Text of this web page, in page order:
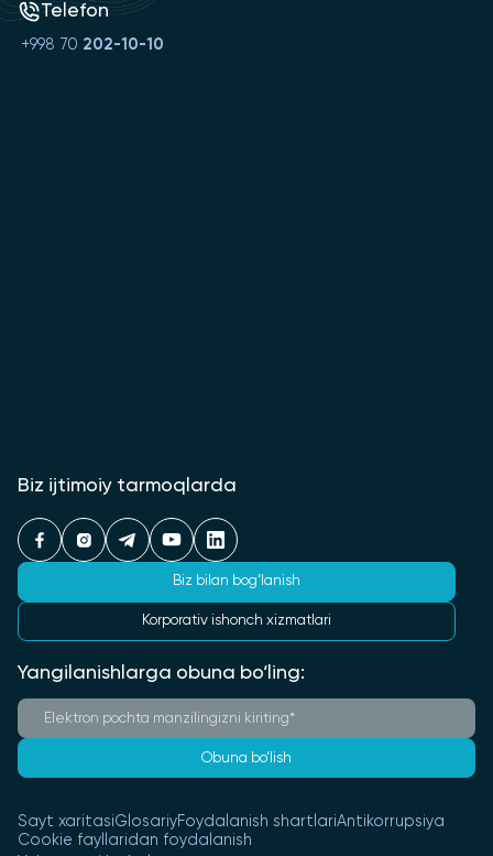
Telefon
+998 70 202-10-10
Biz ijtimoiy tarmoqlarda
Biz bilan bog‘lanish
Korporativ ishonch xizmatlari
Yangilanishlarga obuna bo‘ling:
Obuna bo‘lish
Sayt xaritasiGlosariyFoydalanish shartlariAntikorrupsiya
Cookie fayllaridan foydalanish